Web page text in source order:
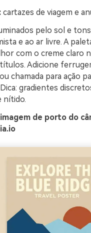
cartazes de viagem e
pelo sol e
e ao ar livre. A
com o creme claro
Adicione
chamada para ação
gradientes
nítido.
de porto do